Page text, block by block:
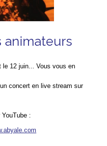
animateurs
le 12 juin... Vous vous en
concert en live stream sur
: